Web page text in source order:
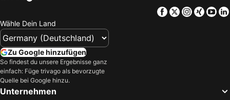
Facebook
TwitterXing
Wähle Dein Land
Zu Google hinzufügen
So findest du unsere Ergebnisse ganz
einfach: Füge trivago als bevorzugte
Quelle bei Google hinzu.
Unternehmen